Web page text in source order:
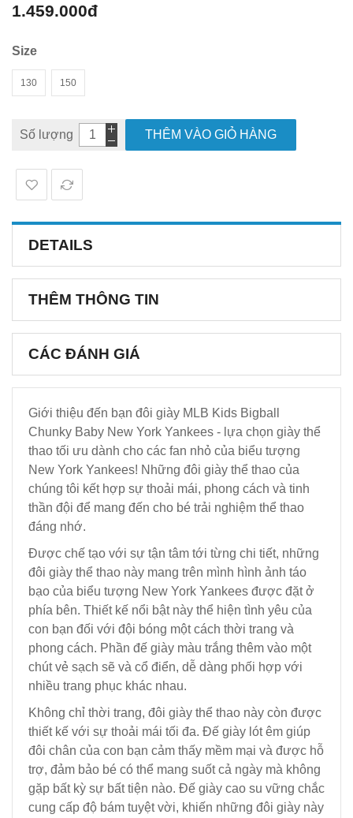
1.459.000đ
Size
130 150
Số lượng THÊM VÀO GIỎ HÀNG
DETAILS
THÊM THÔNG TIN
CÁC ĐÁNH GIÁ
Giới thiệu đến bạn đôi giày MLB Kids Bigball
Chunky Baby New York Yankees - lựa chọn giày thể
thao tối ưu dành cho các fan nhỏ của biểu tượng
New York Yankees! Những đôi giày thể thao của
chúng tôi kết hợp sự thoải mái, phong cách và tinh
thần đội để mang đến cho bé trải nghiệm thể thao
đáng nhớ.
Được chế tạo với sự tận tâm tới từng chi tiết, những
đôi giày thể thao này mang trên mình hình ảnh táo
bạo của biểu tượng New York Yankees được đặt ở
phía bên. Thiết kế nổi bật này thể hiện tình yêu của
con bạn đối với đội bóng một cách thời trang và
phong cách. Phần đế giày màu trắng thêm vào một
chút vẻ sạch sẽ và cổ điển, dễ dàng phối hợp với
nhiều trang phục khác nhau.
Không chỉ thời trang, đôi giày thể thao này còn được
thiết kế với sự thoải mái tối đa. Đế giày lót êm giúp
đôi chân của con bạn cảm thấy mềm mại và được hỗ
trợ, đảm bảo bé có thể mang suốt cả ngày mà không
gặp bất kỳ sự bất tiện nào. Đế giày cao su vững chắc
cung cấp độ bám tuyệt vời, khiến những đôi giày này